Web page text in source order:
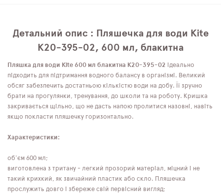
Детальний опис : Пляшечка для води Kite
K20-395-02, 600 мл, блакитна
Пляшка для води Kite 600 мл блакитна K20-395-02 ідеально
підходить для підтримання водного балансу в організмі. Великий
обсяг забезпечить достатньою кількістю води на добу. Її зручно
брати на прогулянки, тренування, до школи та на роботу. Кришка
закривається щільно, що не дасть напою пролитися назовні, навіть
якщо покласти пляшечку горизонтально.
Характеристики:
об'єм 600 мл;
виготовлена ​​з тритану - легкий прозорий матеріал, міцний і не
такий крихкий, як звичайний пластик або скло. Пляшечка
прослужить довго і збереже свій первісний вигляд;